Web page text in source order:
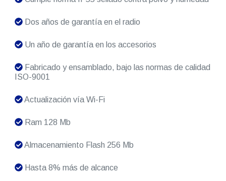
Dos años de garantía en el radio
Un año de garantía en los accesorios
Fabricado y ensamblado, bajo las normas de calidad
ISO-9001
Actualización vía Wi-Fi
Ram 128 Mb
Almacenamiento Flash 256 Mb
Hasta 8% más de alcance